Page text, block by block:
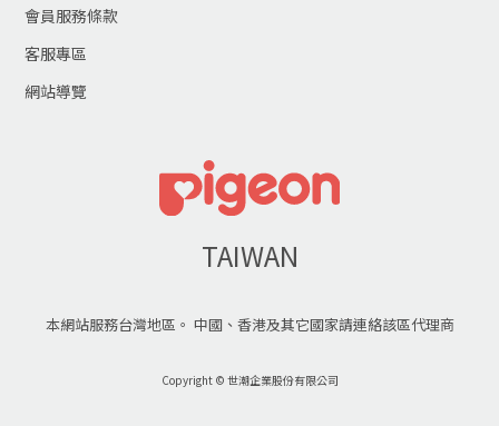
會員服務條款
客服專區
網站導覽
TAIWAN
本網站服務台灣地區。 中國、香港及其它國家請連絡該區代理商
Copyright © 世潮企業股份有限公司